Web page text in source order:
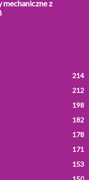
z
214
212
198
182
178
171
153